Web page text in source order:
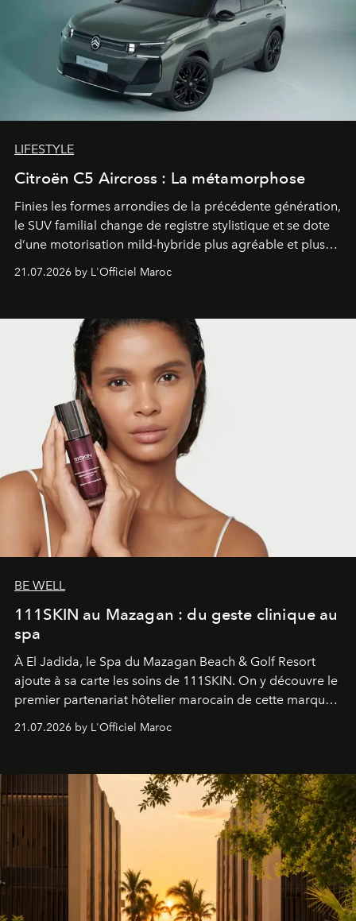
LIFESTYLE
Citroën C5 Aircross : La métamorphose
Finies les formes arrondies de la précédente génération,
le SUV familial change de registre stylistique et se dote
d’une motorisation mild-hybride plus agréable et plus
économe. à n’en pas douter, le nouveau C5 Aircross a
gagné en maturité.
21.07.2026 by L'Officiel Maroc
BE WELL
111SKIN au Mazagan : du geste clinique au
spa
À El Jadida, le Spa du Mazagan Beach & Golf Resort
ajoute à sa carte les soins de 111SKIN. On y découvre le
premier partenariat hôtelier marocain de cette marque
britannique, née dans un cabinet de chirurgie plastique
londonien et construite depuis autour d'un actif breveté,
21.07.2026 by L'Officiel Maroc